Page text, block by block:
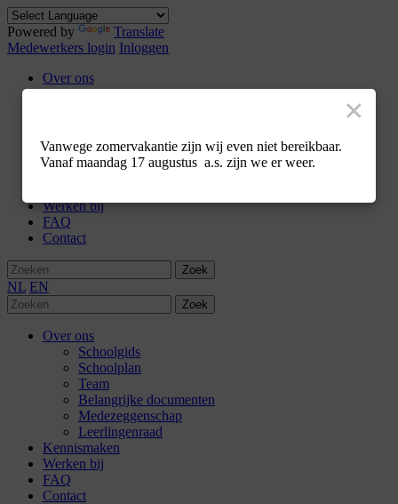
×
Vanwege zomervakantie zijn wij even niet bereikbaar.
Vanaf maandag 17 augustus a.s. zijn we er weer.
Powered by
Translate
Medewerkers login Inloggen
Over ons
Schoolgids
Belangrijke documenten
Medezeggenschap
Leerlingenraad
Werken bij
FAQ
Contact
Zoek
NL EN
Zoek
Over ons
Schoolgids
Schoolplan
Team
Belangrijke documenten
Medezeggenschap
Leerlingenraad
Kennismaken
Werken bij
FAQ
Contact